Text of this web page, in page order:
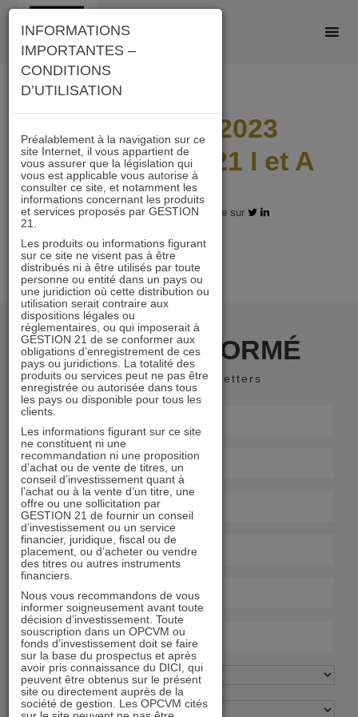
Skip
content
Lettre juin 2023
IMMOBILIER 21 I et A
12.07.2023 - Partagez l'article sur
RESTER INFORMÉ
Recevoir nos newsletters
INFORMATIONS
IMPORTANTES –
CONDITIONS
D’UTILISATION
Préalablement à la navigation sur ce
site Internet, il vous appartient de
vous assurer que la législation qui
vous est applicable vous autorise à
consulter ce site, et notamment les
informations concernant les produits
et services proposés par GESTION
21.
Les produits ou informations figurant
sur ce site ne visent pas à être
distribués ni à être utilisés par toute
personne ou entité dans un pays ou
une juridiction où cette distribution ou
utilisation serait contraire aux
dispositions légales ou
réglementaires, ou qui imposerait à
GESTION 21 de se conformer aux
obligations d’enregistrement de ces
pays ou juridictions. La totalité des
produits ou services peut ne pas être
enregistrée ou autorisée dans tous
les pays ou disponible pour tous les
clients.
Les informations figurant sur ce site
ne constituent ni une
recommandation ni une proposition
d’achat ou de vente de titres, un
conseil d’investissement quant à
l’achat ou à la vente d’un titre, une
offre ou une sollicitation par
GESTION 21 de fournir un conseil
d’investissement ou un service
financier, juridique, fiscal ou de
placement, ou d’acheter ou vendre
des titres ou autres instruments
financiers.
Nous vous recommandons de vous
informer soigneusement avant toute
décision d’investissement. Toute
souscription dans un OPCVM ou
fonds d’investissement doit se faire
sur la base du prospectus et après
avoir pris connaissance du DICI, qui
peuvent être obtenus sur le présent
site ou directement auprès de la
société de gestion. Les OPCVM cités